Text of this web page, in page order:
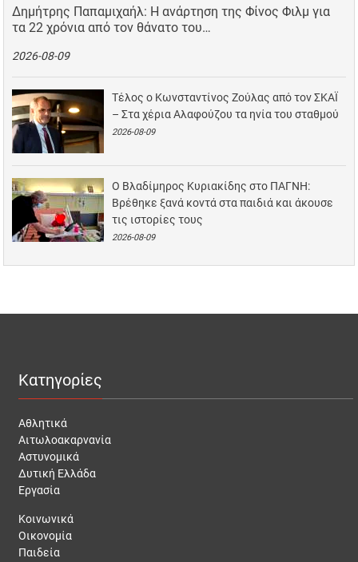
Δημήτρης Παπαμιχαήλ: Η ανάρτηση της Φίνος Φιλμ για
τα 22 χρόνια από τον θάνατο του…
2026-08-09
Τέλος ο Κωνσταντίνος Ζούλας από τον ΣΚΑΪ
– Στα χέρια Αλαφούζου τα ηνία του σταθμού
2026-08-09
Ο Βλαδίμηρος Κυριακίδης στο ΠΑΓΝΗ:
Βρέθηκε ξανά κοντά στα παιδιά και άκουσε
τις ιστορίες τους
2026-08-09
Κατηγορίες
Αθλητικά
Αιτωλοακαρνανία
Αστυνομικά
Δυτική Ελλάδα
Εργασία
Κοινωνικά
Οικονομία
Παιδεία